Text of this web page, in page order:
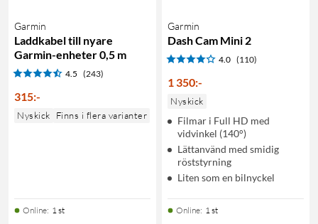
Garmin
Laddkabel till nyare
Garmin-enheter 0,5 m
4.5 (243)
315:-
Nyskick Finns i flera varianter
Online: 1 st
Garmin
Dash Cam Mini 2
4.0 (110)
1 350:-
Nyskick
Filmar i Full HD med
vidvinkel (140°)
Lättanvänd med smidig
röststyrning
Liten som en bilnyckel
Online: 1 st